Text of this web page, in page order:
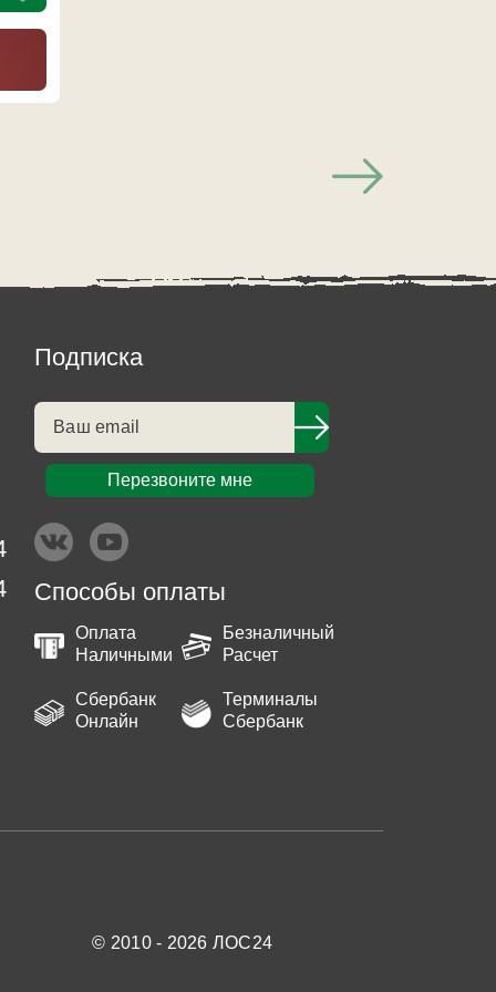
Подписка
Перезвоните мне
Способы оплаты
Оплата
Наличными
Безналичный
Расчет
Сбербанк
Онлайн
Терминалы
Сбербанк
© 2010 - 2026 ЛОС24